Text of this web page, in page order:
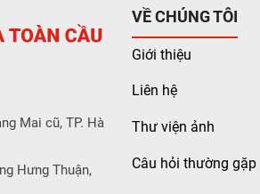
Mai cũ, TP. Hà
Hưng Thuận,
VỀ CHÚNG TÔI
Giới thiệu
Liên hệ
Thư viện ảnh
Câu hỏi thường gặp